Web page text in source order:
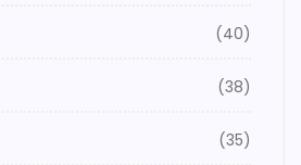
(40)
(38)
(35)